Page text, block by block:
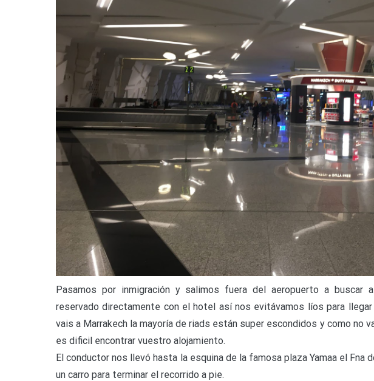
Pasamos por inmigración y salimos fuera del aeropuerto a buscar
reservado directamente con el hotel así nos evitávamos líos para
vais a Marrakech la mayoría de riads están super escondidos y como no
es dificil encontrar vuestro alojamiento.
El conductor nos llevó hasta la esquina de la famosa plaza Yamaa el Fna
un carro para terminar el recorrido a pie.